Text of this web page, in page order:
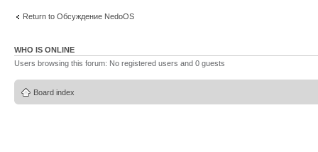
Return to Обсуждение NedoOS
WHO IS ONLINE
Users browsing this forum: No registered users and 0 guests
Board index